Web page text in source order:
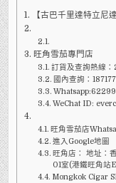
【古巴千里達特立
旺角雪茄專門店
訂貨及查詢熱線
國內查詢：
WeChat ID:
旺角雪茄店
進入Google地圖
旺角店： 地址：
01室(港鐵旺角站
Mongkok Cigar